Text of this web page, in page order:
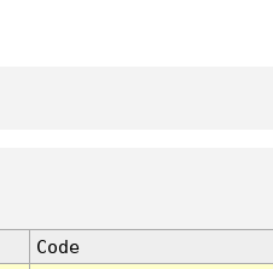
Code